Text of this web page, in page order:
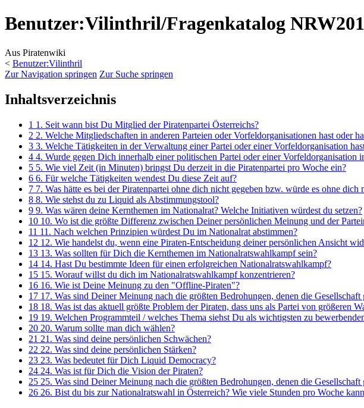
Benutzer:Vilinthril/Fragenkatalog
Aus Piratenwiki
< Benutzer:Vilinthril
Zur Navigation springen Zur Suche springen
Inhaltsverzeichnis
1 1. Seit wann bist Du Mitglied der Piratenpartei Österreichs?
2 2. Welche Mitgliedschaften in anderen Parteien oder Vorfeldorganisationen hast oder
3 3. Welche Tätigkeiten in der Verwaltung einer Partei oder einer Vorfeldorganisation
4 4. Wurde gegen Dich innerhalb einer politischen Partei oder einer Vorfeldorganisation
5 5. Wie viel Zeit (in Minuten) bringst Du derzeit in die Piratenpartei pro Woche ein?
6 6. Für welche Tätigkeiten wendest Du diese Zeit auf?
7 7. Was hätte es bei der Piratenpartei ohne dich nicht gegeben bzw. würde es ohne
8 8. Wie stehst du zu Liquid als Abstimmungstool?
9 9. Was wären deine Kernthemen im Nationalrat? Welche Initiativen würdest du setzen?
10 10. Wo ist die größte Differenz zwischen Deiner persönlichen Meinung und der
11 11. Nach welchen Prinzipien würdest Du im Nationalrat abstimmen?
12 12. Wie handelst du, wenn eine Piraten-Entscheidung deiner persönlichen Ansicht
13 13. Was sollten für Dich die Kernthemen im Nationalratswahlkampf sein?
14 14. Hast Du bestimmte Ideen für einen erfolgreichen Nationalratswahlkampf?
15 15. Worauf willst du dich im Nationalratswahlkampf konzentrieren?
16 16. Wie ist Deine Meinung zu den "Offline-Piraten"?
17 17. Was sind Deiner Meinung nach die größten Bedrohungen, denen die
18 18. Was ist das aktuell größte Problem der Piraten, dass uns als Partei von größeren
19 19. Welchen Programmteil / welches Thema siehst Du als wichtigsten zu
20 20. Warum sollte man dich wählen?
21 21. Was sind deine persönlichen Schwächen?
22 22. Was sind deine persönlichen Stärken?
23 23. Was bedeutet für Dich Liquid Democracy?
24 24. Was ist für Dich die Vision der Piraten?
25 25. Was sind Deiner Meinung nach die größten Bedrohungen, denen die
26 26. Bist du bis zur Nationalratswahl in Österreich? Wie viele Stunden pro Woche